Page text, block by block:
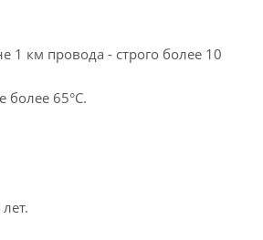
1 км провода - строго более 10
более 65°С.